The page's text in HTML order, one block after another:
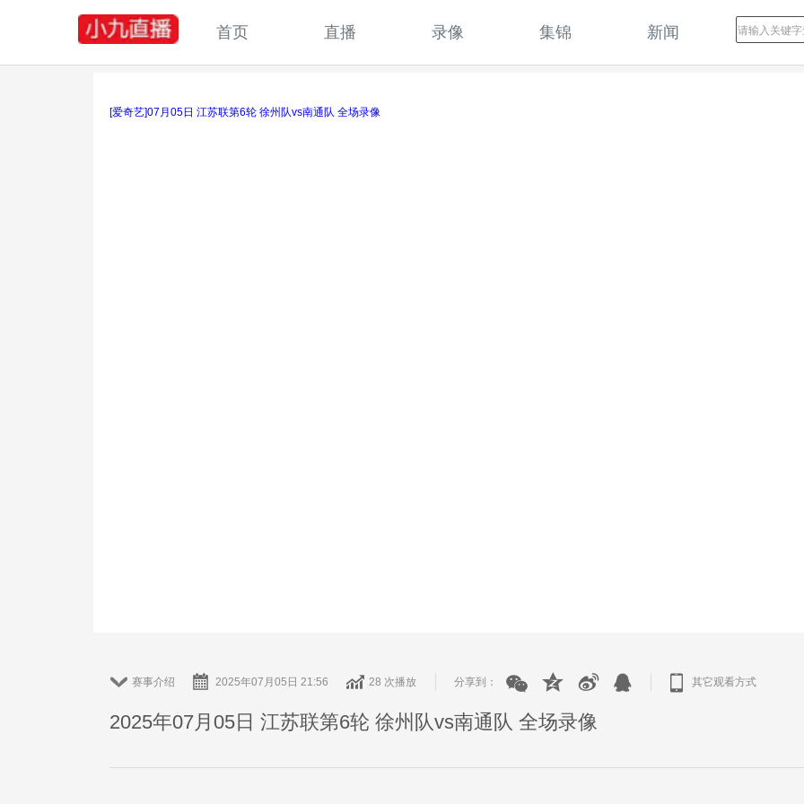
首页 直播 录像 集锦 新闻
[爱奇艺]07月05日 江苏联第6轮 徐州队vs南通队 全场录像
赛事介绍 2025年07月05日 21:56 28 次播放 分享到： 其它观看方式
2025年07月05日 江苏联第6轮 徐州队vs南通队 全场录像